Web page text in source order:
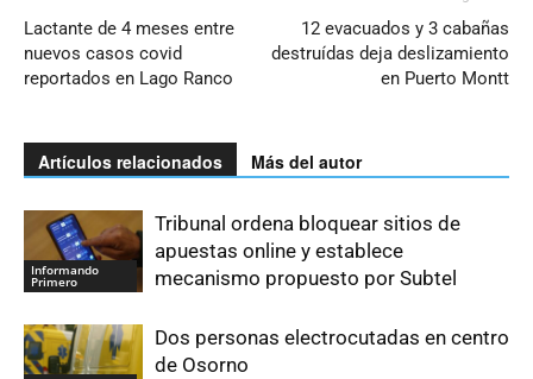
Lactante de 4 meses entre
nuevos casos covid
reportados en Lago Ranco
12 evacuados y 3 cabañas
destruídas deja deslizamiento
en Puerto Montt
Artículos relacionados Más del autor
Informando
Primero
Tribunal ordena bloquear sitios de
apuestas online y establece
mecanismo propuesto por Subtel
Dos personas electrocutadas en centro
de Osorno